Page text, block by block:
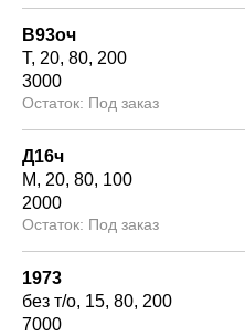
В93оч
Т 20 80 200
3000
Под заказ
Д16ч
М
20 80 100
2000
Под заказ
1973
без т/о 15 80 200
7000